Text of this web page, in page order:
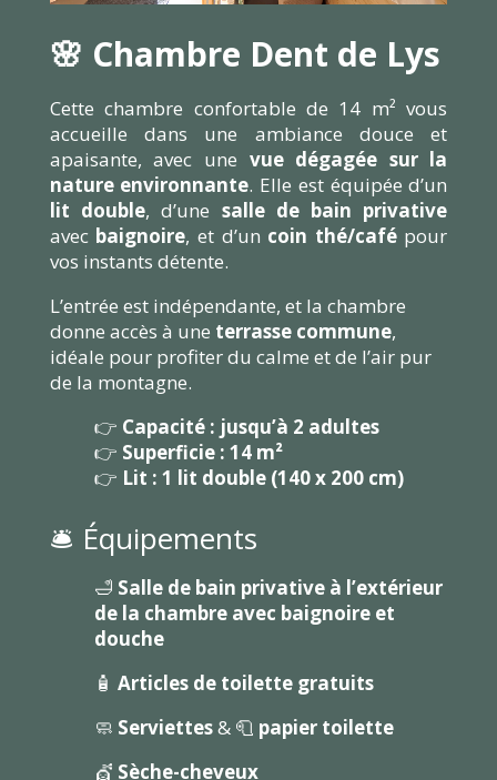
🌸 Chambre Dent de Lys
Cette chambre confortable de 14 m² vous
accueille dans une ambiance douce et
apaisante, avec une vue dégagée sur la
nature environnante. Elle est équipée d’un
lit double, d’une salle de bain privative
avec baignoire, et d’un coin thé/cafépour
vos instants détente.
L’entrée est indépendante, et la chambre
donne accès à une terrasse commune,
idéale pour profiter du calme et de l’air pur
de la montagne.
👉 Capacité : jusqu’à 2 adultes
👉 Superficie : 14 m²
👉 Lit : 1 lit double (140 x 200 cm)
🛎️ Équipements
🛁 Salle de bain privative à l’extérieur
de la chambre avec baignoire et
douche
🧴 Articles de toilette gratuits
🧼 Serviettes& 🧻 papier toilette
💇 Sèche-cheveux